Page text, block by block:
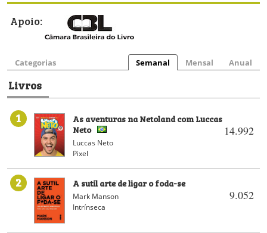
Apoio:
Categorias Semanal Mensal Anual
Livros
1
14.992
As aventuras na Netoland com Luccas
Neto
Luccas Neto
Pixel
2
9.052
A sutil arte de ligar o foda-se
Mark Manson
Intrínseca